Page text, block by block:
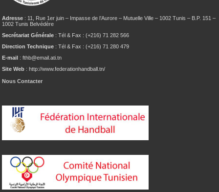
Adresse : 11, Rue 1er juin – Impasse de l’Aurore – Mutuelle Ville – 1002 Tunis – B.P. 151 –
1002 Tunis Belvédère
Secrétariat Générale : Tél & Fax : (+216) 71 282 566
Direction Technique : Tél & Fax : (+216) 71 280 479
E-mail : fthb@email.ati.tn
Site Web : http://www.federationhandball.tn/
Nous Contacter